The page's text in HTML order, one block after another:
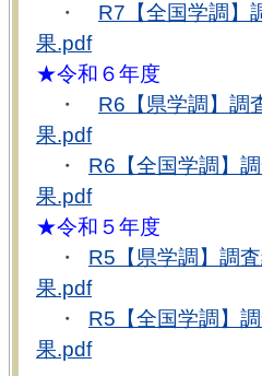
・ R7【全国学調】
果.pdf
★令和６年度
・ R6【県学調】調
果.pdf
・ R6【全国学調】
果.pdf
★令和５年度
・ R5【県学調】調
果.pdf
・ R5【全国学調】
果.pdf